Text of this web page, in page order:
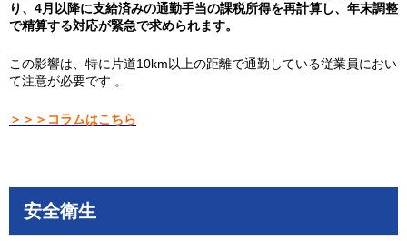
り、4月以降に支給済みの通勤手当の課税所得を再計算し、年末調整
で精算する対応が緊急で求められます。
この影響は、特に片道10km以上の距離で通勤している従業員におい
て注意が必要です 。
＞＞＞コラムはこちら
安全衛生